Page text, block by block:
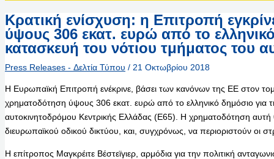
Κρατική ενίσχυση: η Επιτροπή
ύψους 306 εκατ. ευρώ από το
κατασκευή του νότιου τμήματος του
Press Releases - Δελτία Τύπου / 21 Οκτωβρίου 2018
Η Ευρωπαϊκή Επιτροπή ενέκρινε, βάσει των κανόνων της ΕΕ στον
χρηματοδότηση ύψους 306 εκατ. ευρώ από το ελληνικό δημόσιο για
αυτοκινητοδρόμου Κεντρικής Ελλάδας (E65). Η χρηματοδότηση αυτή
διευρωπαϊκού οδικού δικτύου, και, συγχρόνως, να περιοριστούν οι
Η επίτροπος Μαγκρέιτε Βέστεϊγιερ, αρμόδια για την πολιτική